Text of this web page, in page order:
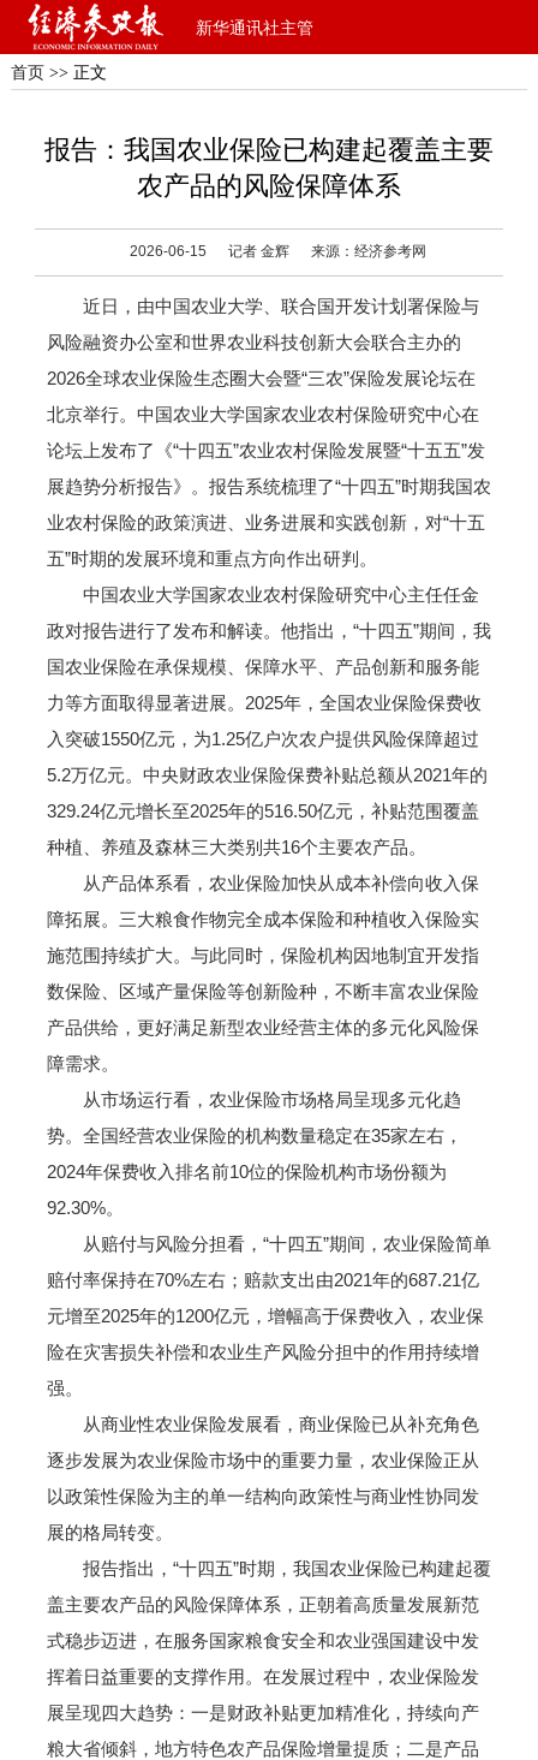
新华通讯社主管
首页 >> 正文
报告：我国农业保险已构建起覆盖主要
农产品的风险保障体系
2026-06-15 记者 金辉 来源：经济参考网
近日，由中国农业大学、联合国开发计划署保险与
风险融资办公室和世界农业科技创新大会联合主办的
2026全球农业保险生态圈大会暨“三农”保险发展论坛在
北京举行。中国农业大学国家农业农村保险研究中心在
论坛上发布了《“十四五”农业农村保险发展暨“十五五”发
展趋势分析报告》。报告系统梳理了“十四五”时期我国农
业农村保险的政策演进、业务进展和实践创新，对“十五
五”时期的发展环境和重点方向作出研判。
中国农业大学国家农业农村保险研究中心主任任金
政对报告进行了发布和解读。他指出，“十四五”期间，我
国农业保险在承保规模、保障水平、产品创新和服务能
力等方面取得显著进展。2025年，全国农业保险保费收
入突破1550亿元，为1.25亿户次农户提供风险保障超过
5.2万亿元。中央财政农业保险保费补贴总额从2021年的
329.24亿元增长至2025年的516.50亿元，补贴范围覆盖
种植、养殖及森林三大类别共16个主要农产品。
从产品体系看，农业保险加快从成本补偿向收入保
障拓展。三大粮食作物完全成本保险和种植收入保险实
施范围持续扩大。与此同时，保险机构因地制宜开发指
数保险、区域产量保险等创新险种，不断丰富农业保险
产品供给，更好满足新型农业经营主体的多元化风险保
障需求。
从市场运行看，农业保险市场格局呈现多元化趋
势。全国经营农业保险的机构数量稳定在35家左右，
2024年保费收入排名前10位的保险机构市场份额为
92.30%。
从赔付与风险分担看，“十四五”期间，农业保险简单
赔付率保持在70%左右；赔款支出由2021年的687.21亿
元增至2025年的1200亿元，增幅高于保费收入，农业保
险在灾害损失补偿和农业生产风险分担中的作用持续增
强。
从商业性农业保险发展看，商业保险已从补充角色
逐步发展为农业保险市场中的重要力量，农业保险正从
以政策性保险为主的单一结构向政策性与商业性协同发
展的格局转变。
报告指出，“十四五”时期，我国农业保险已构建起覆
盖主要农产品的风险保障体系，正朝着高质量发展新范
式稳步迈进，在服务国家粮食安全和农业强国建设中发
挥着日益重要的支撑作用。在发展过程中，农业保险发
展呈现四大趋势：一是财政补贴更加精准化，持续向产
粮大省倾斜，地方特色农产品保险增量提质；二是产品